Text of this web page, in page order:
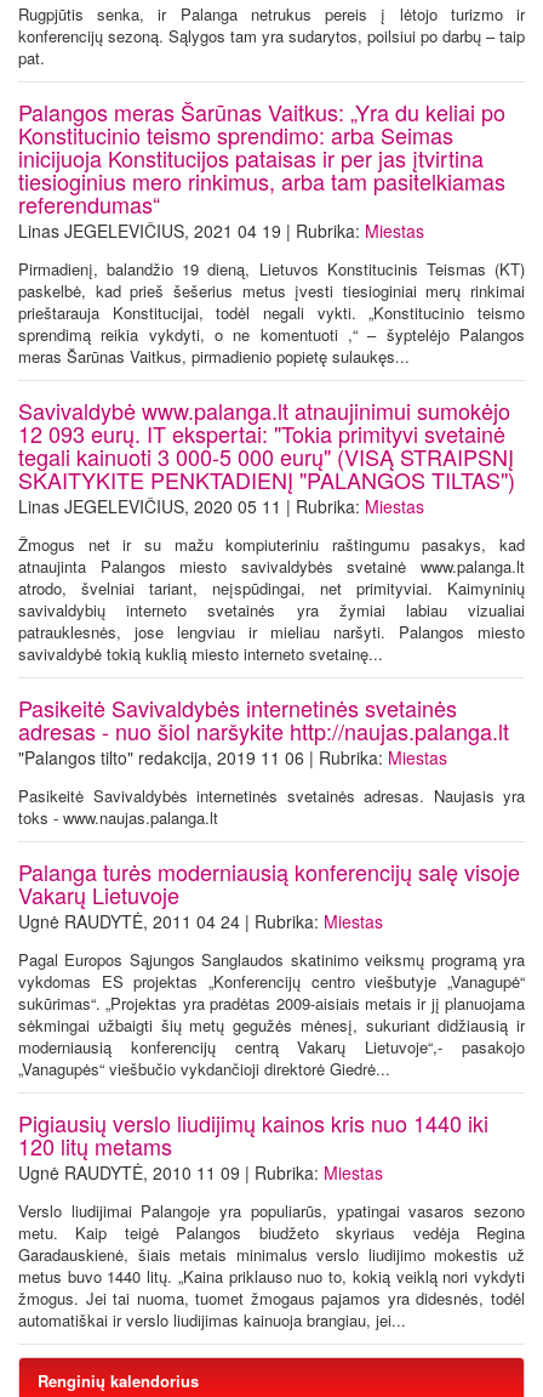
Rugpjūtis senka, ir Palanga netrukus pereis į lėtojo turizmo ir
konferencijų sezoną. Sąlygos tam yra sudarytos, poilsiui po darbų – taip
pat.
Palangos meras Šarūnas Vaitkus: „Yra du keliai po
Konstitucinio teismo sprendimo: arba Seimas
inicijuoja Konstitucijos pataisas ir per jas įtvirtina
tiesioginius mero rinkimus, arba tam pasitelkiamas
referendumas“
Linas JEGELEVIČIUS, 2021 04 19 | Rubrika: Miestas
Pirmadienį, balandžio 19 dieną, Lietuvos Konstitucinis Teismas (KT)
paskelbė, kad prieš šešerius metus įvesti tiesioginiai merų rinkimai
prieštarauja Konstitucijai, todėl negali vykti. „Konstitucinio teismo
sprendimą reikia vykdyti, o ne komentuoti ,“ – šyptelėjo Palangos
meras Šarūnas Vaitkus, pirmadienio popietę sulaukęs...
Savivaldybė www.palanga.lt atnaujinimui sumokėjo
12 093 eurų. IT ekspertai: "Tokia primityvi svetainė
tegali kainuoti 3 000-5 000 eurų" (VISĄ STRAIPSNĮ
SKAITYKITE PENKTADIENĮ "PALANGOS TILTAS")
Linas JEGELEVIČIUS, 2020 05 11 | Rubrika: Miestas
Žmogus net ir su mažu kompiuteriniu raštingumu pasakys, kad
atnaujinta Palangos miesto savivaldybės svetainė www.palanga.lt
atrodo, švelniai tariant, neįspūdingai, net primityviai. Kaimyninių
savivaldybių interneto svetainės yra žymiai labiau vizualiai
patrauklesnės, jose lengviau ir mieliau naršyti. Palangos miesto
savivaldybė tokią kuklią miesto interneto svetainę...
Pasikeitė Savivaldybės internetinės svetainės
adresas - nuo šiol naršykite http://naujas.palanga.lt
"Palangos tilto" redakcija, 2019 11 06 | Rubrika: Miestas
Pasikeitė Savivaldybės internetinės svetainės adresas. Naujasis yra
toks - www.naujas.palanga.lt
Palanga turės moderniausią konferencijų salę visoje
Vakarų Lietuvoje
Ugnė RAUDYTĖ, 2011 04 24 | Rubrika: Miestas
Pagal Europos Sąjungos Sanglaudos skatinimo veiksmų programą yra
vykdomas ES projektas „Konferencijų centro viešbutyje „Vanagupė“
sukūrimas“. „Projektas yra pradėtas 2009-aisiais metais ir jį planuojama
sėkmingai užbaigti šių metų gegužės mėnesį, sukuriant didžiausią ir
moderniausią konferencijų centrą Vakarų Lietuvoje“,- pasakojo
„Vanagupės“ viešbučio vykdančioji direktorė Giedrė...
Pigiausių verslo liudijimų kainos kris nuo 1440 iki
120 litų metams
Ugnė RAUDYTĖ, 2010 11 09 | Rubrika: Miestas
Verslo liudijimai Palangoje yra populiarūs, ypatingai vasaros sezono
metu. Kaip teigė Palangos biudžeto skyriaus vedėja Regina
Garadauskienė, šiais metais minimalus verslo liudijimo mokestis už
metus buvo 1440 litų. „Kaina priklauso nuo to, kokią veiklą nori vykdyti
žmogus. Jei tai nuoma, tuomet žmogaus pajamos yra didesnės, todėl
automatiškai ir verslo liudijimas kainuoja brangiau, jei...
Renginių kalendorius